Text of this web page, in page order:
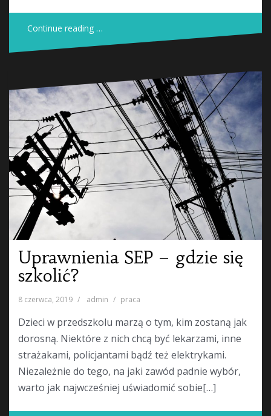
Continue reading …
Uprawnienia SEP – gdzie się
szkolić?
8 czerwca, 2019 admin praca
Dzieci w przedszkolu marzą o tym, kim zostaną jak
dorosną. Niektóre z nich chcą być lekarzami, inne
strażakami, policjantami bądź też elektrykami.
Niezależnie do tego, na jaki zawód padnie wybór,
warto jak najwcześniej uświadomić sobie[…]